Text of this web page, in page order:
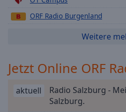
descriptions
settings,
ORF Radio Burgenland
ORF Radio Niederoesterreich
ORF Radio Tirol
ORF Radio Steiermark
Weitere
Jetzt Online ORF
aktuell
Radio Salzburg -
Salzburg.